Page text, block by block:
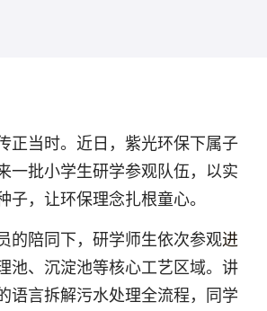
正当时。近日，紫光环保下属子
一批小学生研学参观队伍，以实
子，让环保理念扎根童心。
的陪同下，研学师生依次参观进
池、沉淀池等核心工艺区域。讲
语言拆解污水处理全流程，同学